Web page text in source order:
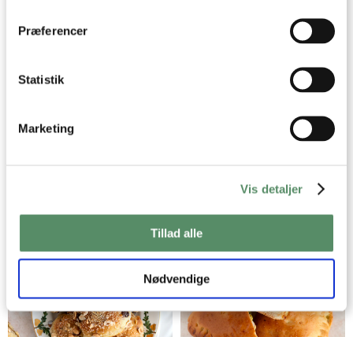
Præferencer
Statistik
Marketing
Vis detaljer
Tillad alle
Nødvendige
BASILIKUM
GRUNDOPSKRIFT PÅ PIZZADEJ